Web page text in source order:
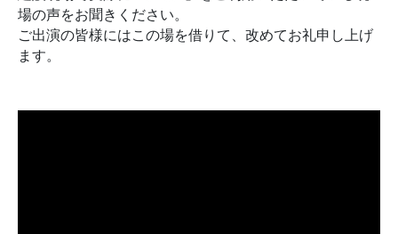
場の声をお聞きください。
ご出演の皆様にはこの場を借りて、改めてお礼申し上げ
ます。